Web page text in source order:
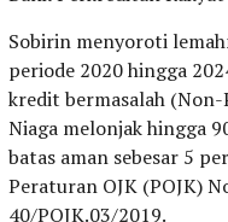
Sobirin menyoroti
periode 2020 hingga
kredit bermasalah
Niaga melonjak hingga
batas aman sebesar 5
Peraturan OJK (POJK)
40/POJK.03/2019.